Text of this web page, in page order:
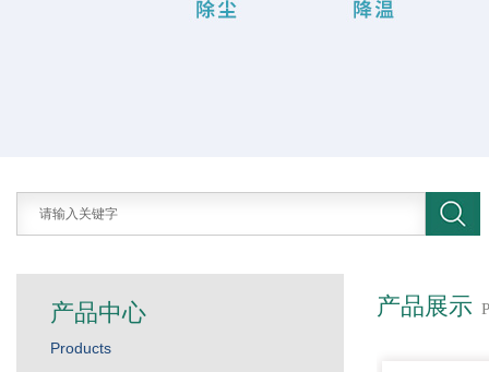
产品展示
产品中心
Products